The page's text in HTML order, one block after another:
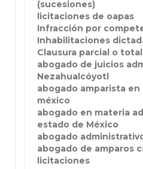
(sucesiones)
licitaciones de oapas
Infracción por
Inhabilitaciones
Clausura parcial o total
abogado de juicios
Nezahualcóyotl
abogado amparista en
méxico
abogado en materia
estado de México
abogado
abogado de amparos
licitaciones